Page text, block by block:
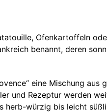
Ofenkartoffeln
benannt, deren
eine Mischung aus
und Rezeptur werden
herb-würzig bis leicht